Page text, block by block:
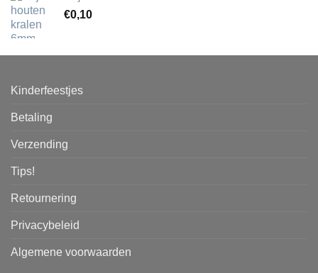
€0,10
Kinderfeestjes
Betaling
Verzending
Tips!
Retournering
Privacybeleid
Algemene voorwaarden